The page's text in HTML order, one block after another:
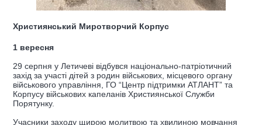
Християнський Миротворчий Корпус
1 вересня
29 серпня у Летичеві відбувся національно-патріотичний
захід за участі дітей з родин військових, місцевого органу
військового управління, ГО “Центр підтримки АТЛАНТ” та
Корпусу військових капеланів Християнської Служби
Порятунку.
Учасники заходу щирою молитвою та хвилиною мовчання